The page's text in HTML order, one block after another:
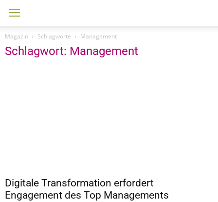
Magazin Schlagworte Management
Schlagwort: Management
Digitale Transformation erfordert
Engagement des Top Managements